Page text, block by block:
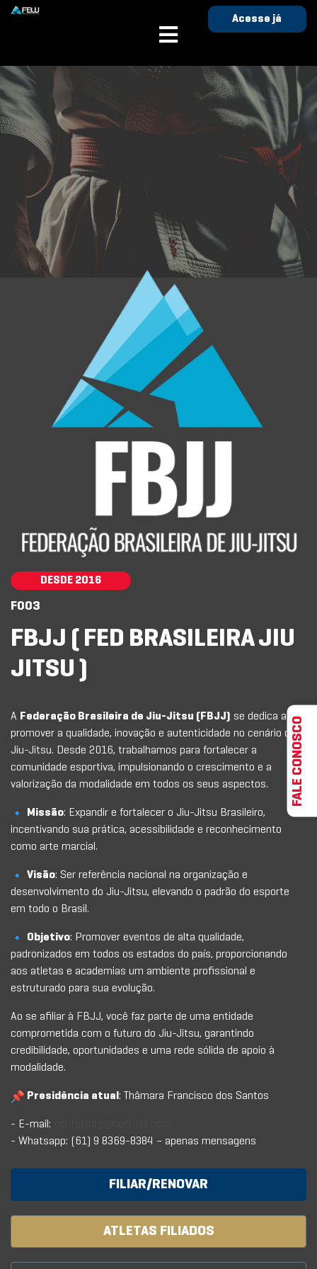
Acesse já
DESDE 2016
F003
FBJJ ( FED BRASILEIRA JIU
JITSU )
A Federação Brasileira de Jiu-Jitsu (FBJJ)
se dedica a
promover a qualidade, inovação e autenticidade no cenário do
Jiu-Jitsu. Desde 2016, trabalhamos para fortalecer a
comunidade esportiva, impulsionando o crescimento e a
valorização da modalidade em todos os seus aspectos.
Missão: Expandir e fortalecer o Jiu-Jitsu Brasileiro,
incentivando sua prática, acessibilidade e reconhecimento
como arte marcial.
Visão: Ser referência nacional na organização e
desenvolvimento do Jiu-Jitsu, elevando o padrão do esporte
em todo o Brasil.
Objetivo: Promover eventos de alta qualidade,
padronizados em todos os estados do país, proporcionando
aos atletas e academias um ambiente profissional e
estruturado para sua evolução.
Ao se afiliar à FBJJ, você faz parte de uma entidade
comprometida com o futuro do Jiu-Jitsu, garantindo
credibilidade, oportunidades e uma rede sólida de apoio à
modalidade.
Presidência atual : Thâmara Francisco dos Santos
- E-mail:
- Whatsapp: (61) 9 8369-8384 – apenas mensagens
FILIAR/RENOVAR
ATLETAS FILIADOS
FALE CONOSCO